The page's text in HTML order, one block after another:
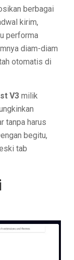
berbagai
kirim,
performa
diam-diam
otomatis di
V3 milik
tanpa harus
begitu,
tab